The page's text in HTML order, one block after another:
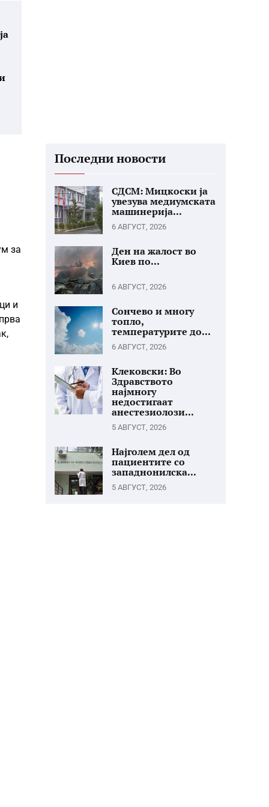
за
и
Последни новости
СДСМ: Мицкоски ја
увезува медиумската
машинерија...
6 АВГУСТ, 2026
Ден на жалост во
Киев по...
6 АВГУСТ, 2026
Сончево и многу
топло,
температурите до...
6 АВГУСТ, 2026
Клековски: Во
Здравството
најмногу
недостигаат
анестезиолози...
5 АВГУСТ, 2026
Најголем дел од
пациентите со
западнонилска...
5 АВГУСТ, 2026